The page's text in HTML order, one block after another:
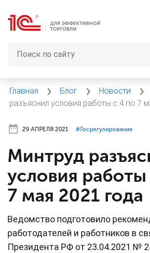
Главная Блог Новости
разъяснил условия работы с 4 по 7
29 АПРЕЛЯ 2021 #⁣Госрегулирование
Минтруд
условия
7 мая 2021 года
Ведомство подготовило
работодателей и работников в
Президента РФ от 23.04.2021 №